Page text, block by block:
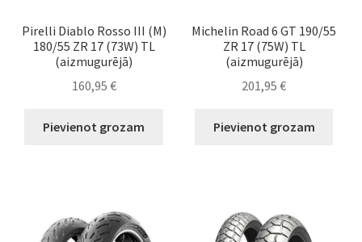
Pirelli Diablo Rosso III (M)
180/55 ZR 17 (73W) TL
(aizmugurējā)
160,95 €
Pievienot grozam
Michelin Road 6 GT 190/55
ZR 17 (75W) TL
(aizmugurējā)
201,95€
Pievienot grozam